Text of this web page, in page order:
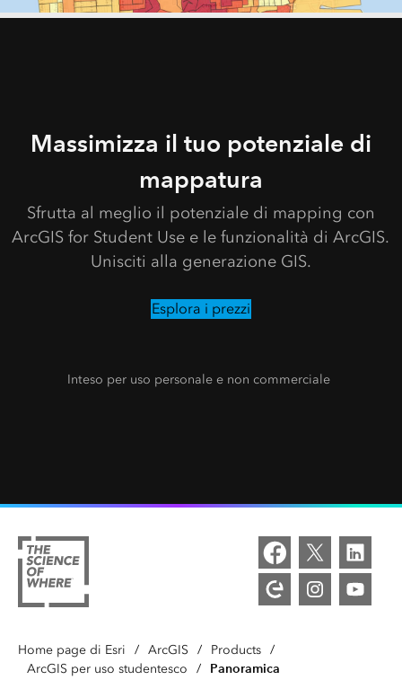
Massimizza il tuo potenziale di
mappatura
Sfrutta al meglio il potenziale di mapping con
ArcGIS for Student Use e le funzionalità di ArcGIS.
Unisciti alla generazione GIS.
Esplora i prezzi
Inteso per uso personale e non commerciale
Home page di Esri / ArcGIS / Products /
ArcGIS per uso studentesco
/ Panoramica